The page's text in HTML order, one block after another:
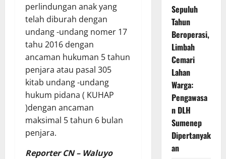
perlindungan anak yang
telah diburah dengan
undang -undang nomer 17
tahu 2016 dengan
ancaman hukuman 5 tahun
penjara atau pasal 305
kitab undang -undang
hukum pidana ( KUHAP
)dengan ancaman
maksimal 5 tahun 6 bulan
penjara.
Reporter CN – Waluyo
Sepuluh
Tahun
Beroperasi,
Limbah
Cemari
Lahan
Warga:
Pengawasa
n DLH
Sumenep
Dipertanyak
an